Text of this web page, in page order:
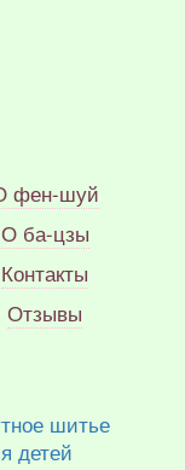
фен-шуй
О ба-цзы
Контакты
Отзывы
шитье
детей